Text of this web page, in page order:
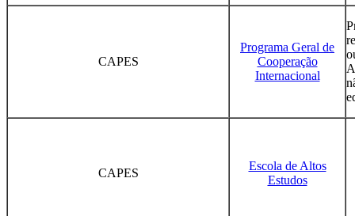
CAPES
Programa Geral de
Cooperação
Internacional
CAPES
Escola de Altos
Estudos